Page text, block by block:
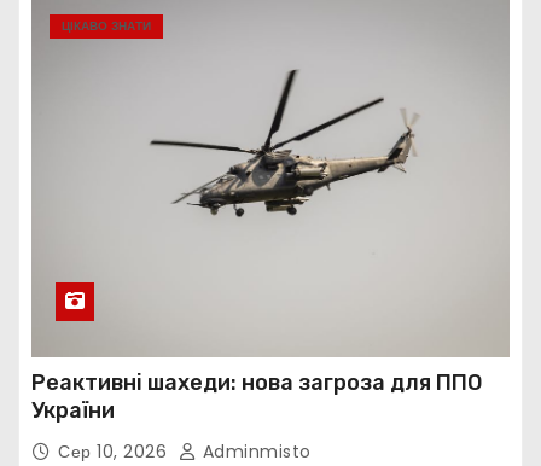
ЦІКАВО ЗНАТИ
Реактивні шахеди: нова загроза для ППО
України
Сер 10, 2026 Adminmisto